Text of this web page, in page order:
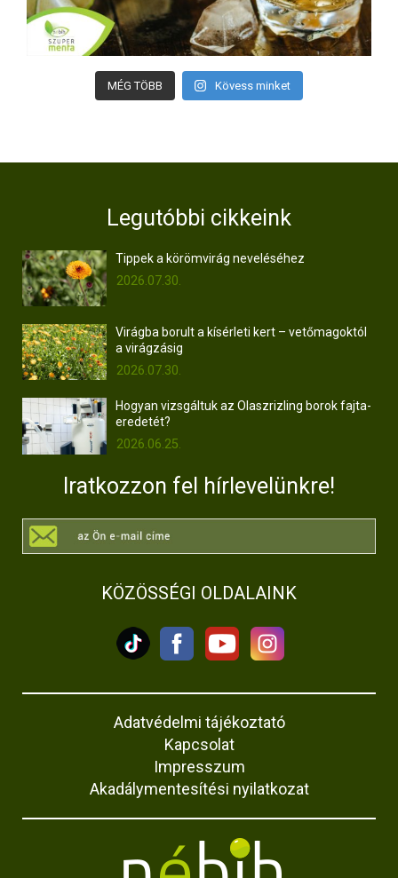
MÉG TÖBB Kövess minket
Legutóbbi cikkeink
Tippek a körömvirág neveléséhez
2026.07.30.
Virágba borult a kísérleti kert – vetőmagoktól
a virágzásig
2026.07.30.
Hogyan vizsgáltuk az Olaszrizling borok fajta-
eredetét?
2026.06.25.
Iratkozzon fel hírlevelünkre!
KÖZÖSSÉGI OLDALAINK
Adatvédelmi tájékoztató
Kapcsolat
Impresszum
Akadálymentesítési nyilatkozat